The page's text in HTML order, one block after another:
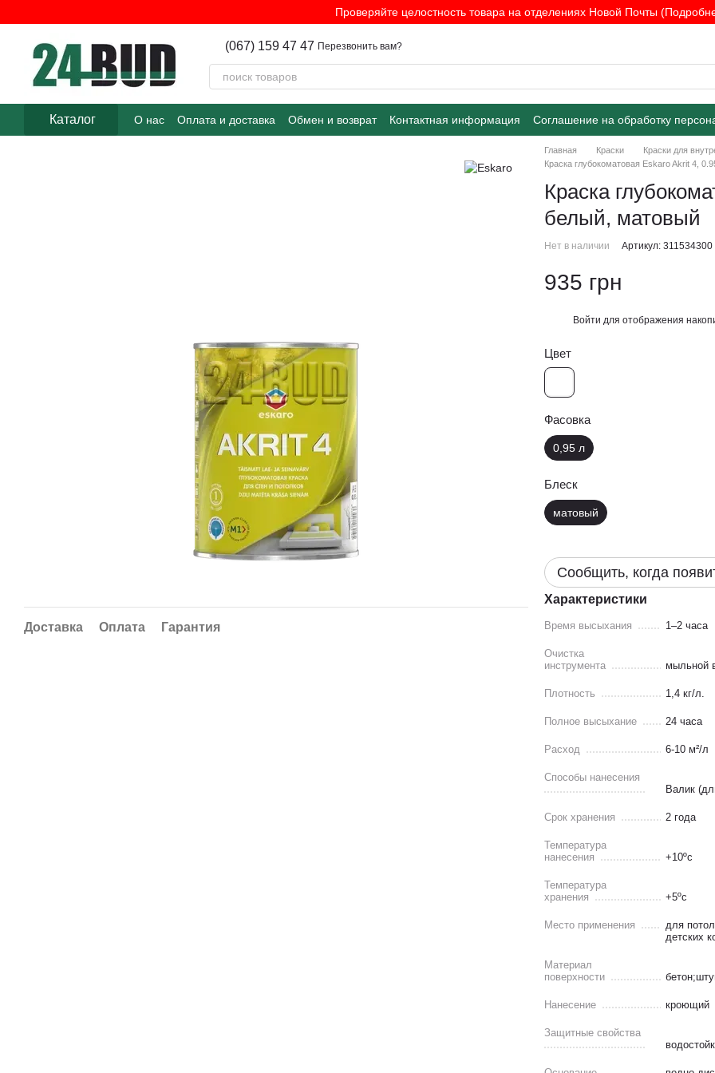
Проверяйте целостность товара на отделениях Новой Почты
(067) 159 47 47 Перезвонить вам?
Каталог О нас Оплата и доставка Обмен и возврат Контактная информация Соглашение на обработку
Доставка Оплата Гарантия
Главная Краски Краски для
Краска глубокоматовая Eskaro Akrit 4,
Краска
белый, матовый
Нет в наличии Артикул: 311534300
935 грн
Войти для отображения
Цвет
Фасовка
0,95 л
Блеск
матовый
Сообщить, когда
Характеристики
Время высыхания 1–2 часа
Очистка
инструмента
мыльной
Плотность 1,4 кг/л.
Полное высыхание 24 часа
Расход 6-10 м²/л
Способы нанесения
Валик
Срок хранения 2 года
Температура
нанесения
+10ºс
Температура
хранения
+5ºс
Место применения
для
детских
Материал
поверхности
Нанесение кроющий
Защитные свойства